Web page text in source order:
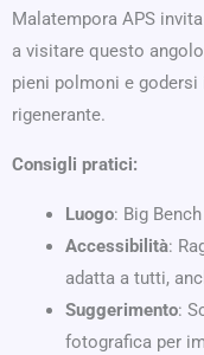
Malatempora APS
a visitare questo
pieni polmoni e godersi
rigenerante.
Consigli pratici:
Luogo: Big
Accessibilità:
adatta a tutti,
Suggerimento:
fotografica per